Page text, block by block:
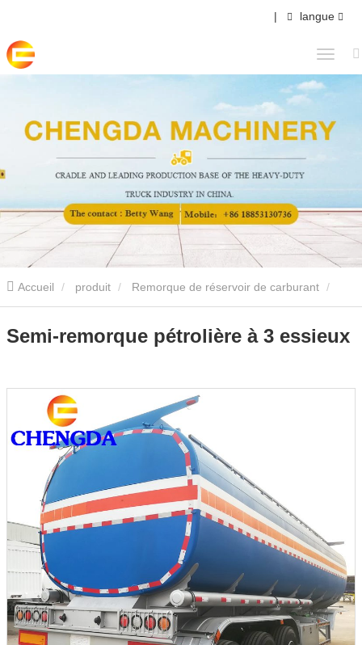
| langue
Accueil produit Remorque de réservoir de carburant
Semi-remorque pétrolière à 3 essieux
Semi-remorque pétrolière à 3 essieux